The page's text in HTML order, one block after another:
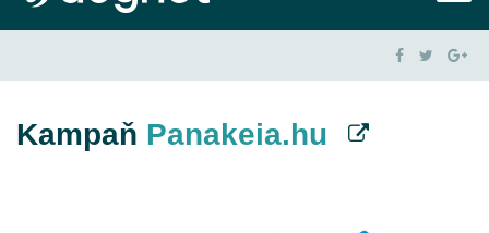
Kampaň Panakeia.hu